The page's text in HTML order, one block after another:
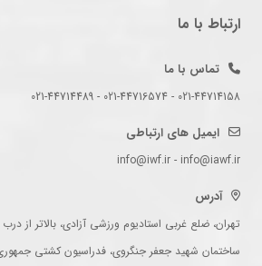
ارتباط با ما
تماس با ما
021-44714158 - 021-44716574 - 021-44714489
ایمیل های ارتباطی
info@iwf.ir - info@iawf.ir
آدرس
تهران، ضلع غربی استادیوم ورزشی آزادی، بالاتر از
ساختمان شهید جعفر جنگروی، فدراسیون کشتی